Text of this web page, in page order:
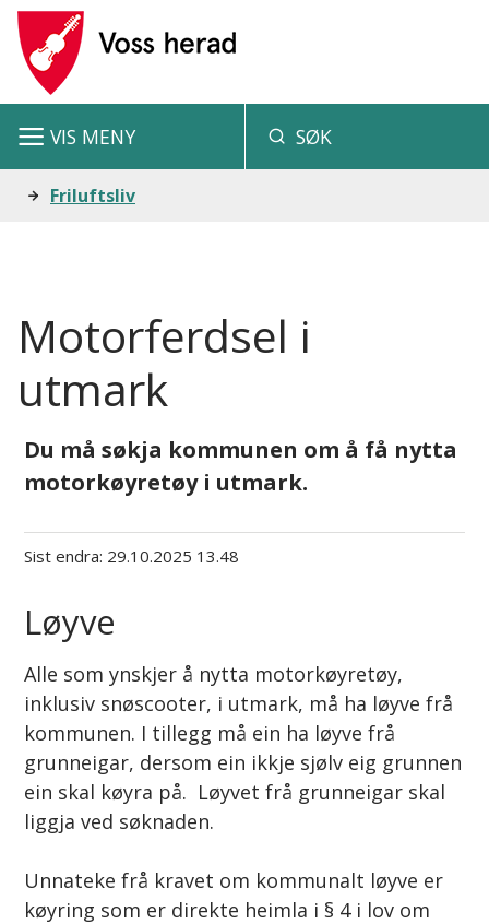
V
s
a
d
SØK
VIS MENY
Du Friluftsliv
Motorferdsel i
utmark
Du må søkja kommunen om å få nytta
motorkøyretøy i utmark.
Sist endra 29.10.2025 13.48
Løyve
Alle som ynskjer å nytta motorkøyretøy,
inklusiv snøscooter, i utmark, må ha løyve frå
kommunen. I tillegg må ein ha løyve frå
grunneigar, dersom ein ikkje sjølv eig grunnen
ein skal køyra på. Løyvet frå grunneigar skal
liggja ved søknaden.
Unnateke frå kravet om kommunalt løyve er
køyring som er direkte heimla i § 4 i lov om